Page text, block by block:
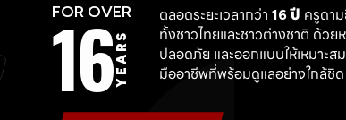
FOR OVER
16YEARS
ตลอดระยะเวลากว่า 16 ปี ครูดาม
ทั้งชาวไทยและชาวต่างชาติ ด้ว
ปลอดภัย และออกแบบให้เหมาะ
มืออาชีพที่พร้อมดูแลอย่างใกล้ชิด